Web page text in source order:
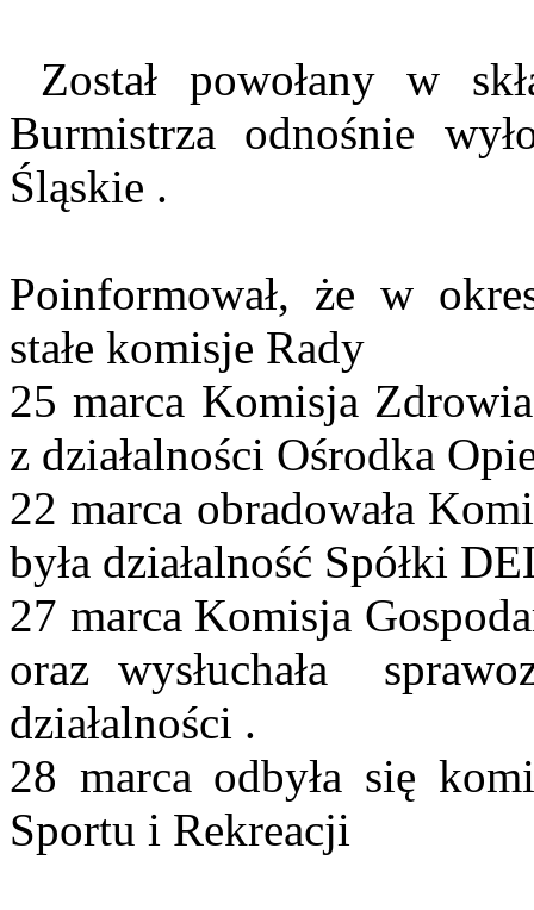
Został powołany w
Burmistrza odnośnie
Śląskie .
Poinformował, że w
stałe komisje Rady
25 marca Komisja
z działalności Ośrodka
22 marca obradowała
była działalność Spółki
27 marca Komisja
oraz wysłuchała
działalności .
28 marca odbyła się
Sportu i Rekreacji